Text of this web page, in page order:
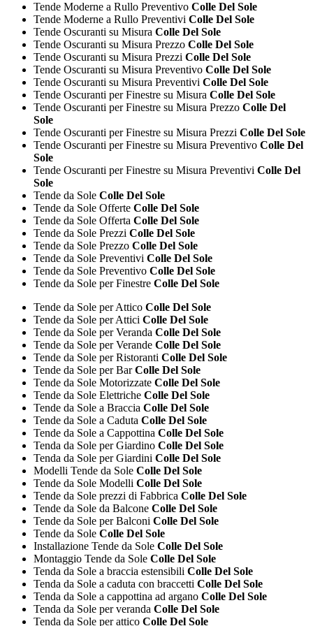
Tende Moderne a Rullo Preventivo Colle Del Sole
Tende Moderne a Rullo Preventivi Colle Del Sole
Tende Oscuranti su Misura Colle Del Sole
Tende Oscuranti su Misura Prezzo Colle Del Sole
Tende Oscuranti su Misura Prezzi Colle Del Sole
Tende Oscuranti su Misura Preventivo Colle Del Sole
Tende Oscuranti su Misura Preventivi Colle Del Sole
Tende Oscuranti per Finestre su Misura Colle Del Sole
Tende Oscuranti per Finestre su Misura Prezzo Colle Del
Sole
Tende Oscuranti per Finestre su Misura Prezzi Colle Del Sole
Tende Oscuranti per Finestre su Misura Preventivo Colle Del
Sole
Tende Oscuranti per Finestre su Misura Preventivi Colle Del
Sole
Tende da Sole Colle Del Sole
Tende da Sole Offerte Colle Del Sole
Tende da Sole Offerta Colle Del Sole
Tende da Sole Prezzi Colle Del Sole
Tende da Sole Prezzo Colle Del Sole
Tende da Sole Preventivi Colle Del Sole
Tende da Sole Preventivo Colle Del Sole
Tende da Sole per Finestre Colle Del Sole
Tende da Sole per Attico Colle Del Sole
Tende da Sole per Attici Colle Del Sole
Tende da Sole per Veranda Colle Del Sole
Tende da Sole per Verande Colle Del Sole
Tende da Sole per Ristoranti Colle Del Sole
Tende da Sole per BarColle Del Sole
Tende da Sole Motorizzate Colle Del Sole
Tende da Sole Elettriche Colle Del Sole
Tende da Sole a Braccia Colle Del Sole
Tende da Sole a Caduta Colle Del Sole
Tende da Sole a Cappottina Colle Del Sole
Tenda da Sole per Giardino Colle Del Sole
Tenda da Sole per Giardini Colle Del Sole
Modelli Tende da Sole Colle Del Sole
Tende da Sole Modelli Colle Del Sole
Tende da Sole prezzi di Fabbrica Colle Del Sole
Tende da Sole da Balcone Colle Del Sole
Tende da Sole per Balconi Colle Del Sole
Tende da Sole Colle Del Sole
Installazione Tende da Sole Colle Del Sole
Montaggio Tende da Sole Colle Del Sole
Tenda da Sole a braccia estensibili Colle Del Sole
Tenda da Sole a caduta con braccetti Colle Del Sole
Tenda da Sole a cappottina ad argano Colle Del Sole
Tenda da Sole per veranda Colle Del Sole
Tenda da Sole per attico Colle Del Sole